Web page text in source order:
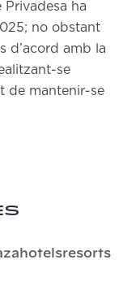
ha
no obstant
d’acord amb la
se
de mantenir-se